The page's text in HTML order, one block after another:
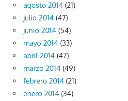
agosto 2014 (21)
julio 2014 (47)
junio 2014 (54)
mayo 2014 (33)
abril 2014 (47)
marzo 2014 (49)
febrero 2014 (21)
enero 2014 (34)